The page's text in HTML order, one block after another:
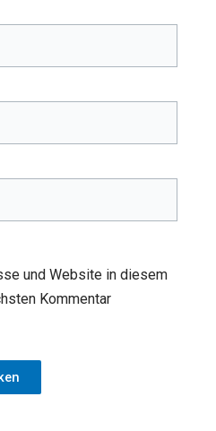
und Website in diesem
Kommentar